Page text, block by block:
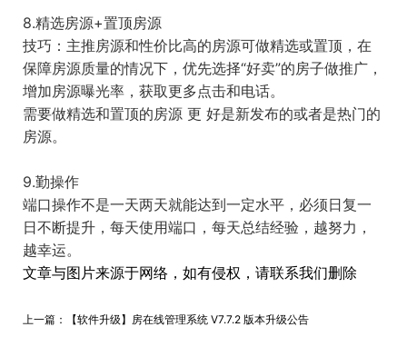
8.精选房源+置顶房源
技巧：主推房源和性价比高的房源可做精选或置顶，在
保障房源质量的情况下，优先选择“好卖”的房子做推广，
增加房源曝光率，获取更多点击和电话。
需要做精选和置顶的房源 更 好是新发布的或者是热门的
房源。
9.勤操作
端口操作不是一天两天就能达到一定水平，必须日复一
日不断提升，每天使用端口，每天总结经验，越努力，
越幸运。
文章与图片来源于网络，如有侵权，请联系我们删除
上一篇： 【软件升级】房在线管理系统 V7.7.2 版本升级公告